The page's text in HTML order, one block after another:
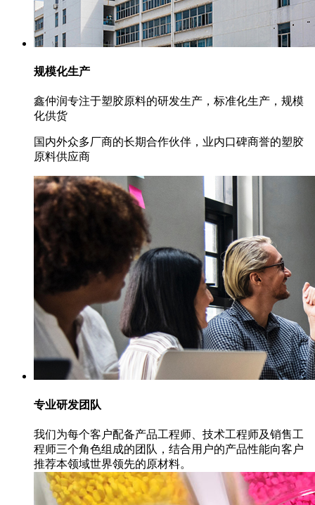
规模化生产
鑫仲润专注于塑胶原料的研发生产，标准化生产，规模
化供货
国内外众多厂商的长期合作伙伴，业内口碑商誉的塑胶
原料供应商
专业研发团队
我们为每个客户配备产品工程师、技术工程师及销售工
程师三个角色组成的团队，结合用户的产品性能向客户
推荐本领域世界领先的原材料。